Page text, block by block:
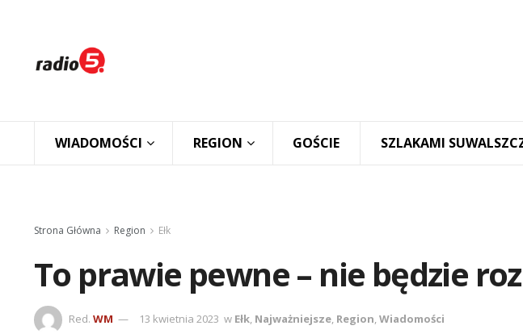
WIADOMOŚCI REGION GOŚCIE SZLAKAMI
Strona Główna Region Ełk
To prawie pewne – nie będzie
Red. WM 13 kwietnia 2023 w Ełk, Najważniejsze, Region,Wiadomości